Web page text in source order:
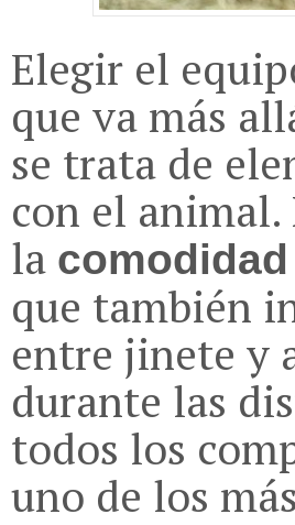
Elegir el
que va más
se trata de
con el
la
que también
entre jinete y
durante las
todos los
uno de los